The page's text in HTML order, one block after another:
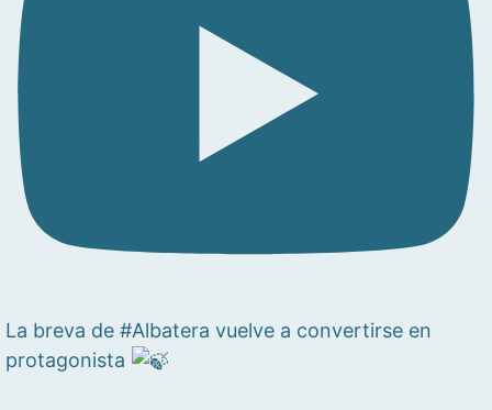
La breva de #Albatera vuelve a convertirse en
protagonista